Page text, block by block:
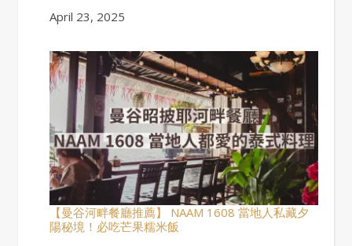
Date
April 23, 2025
【曼谷河畔餐廳推薦】 NAAM 1608 當地人私藏夕
陽秘境！必吃芒果糯米飯